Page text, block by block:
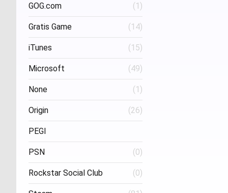
FPS (1)
GOG.com (1)
Gratis Game (14)
iTunes (15)
Microsoft (49)
None (1)
Origin (26)
PEGI
Age 16 (1)
PSN (0)
Rockstar Social Club (0)